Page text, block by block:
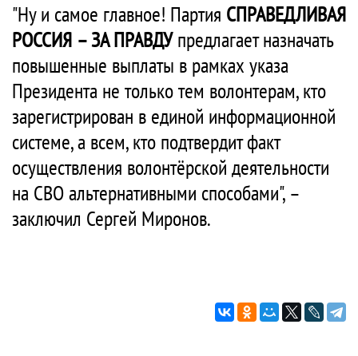
"Ну и самое главное! Партия СПРАВЕДЛИВАЯ
РОССИЯ – ЗА ПРАВДУпредлагает назначать
повышенные выплаты в рамках указа
Президента не только тем волонтерам, кто
зарегистрирован в единой информационной
системе, а всем, кто подтвердит факт
осуществления волонтёрской деятельности
на СВО альтернативными способами", –
заключил Сергей Миронов.